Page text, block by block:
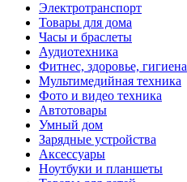
Электротранспорт
Товары для дома
Часы и браслеты
Аудиотехника
Фитнес, здоровье, гигиена
Мультимедийная техника
Фото и видео техника
Автотовары
Умный дом
Зарядные устройства
Аксессуары
Ноутбуки и планшеты